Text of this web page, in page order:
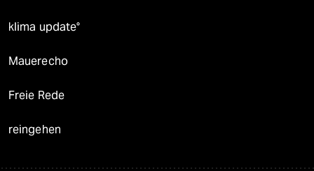
klima update°
Mauerecho
Freie Rede
reingehen